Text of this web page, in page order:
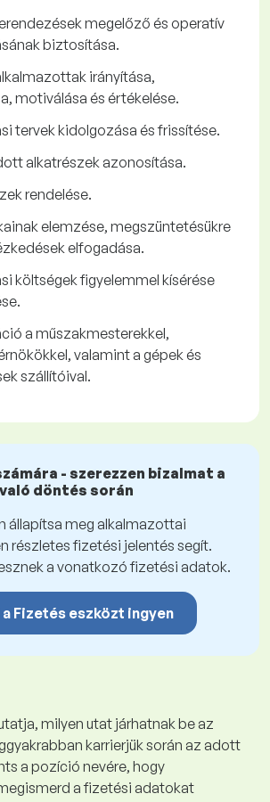
megelőző és operatív
biztosítása.
irányítása,
motiválása és értékelése.
tervek kidolgozása és frissítése.
alkatrészek azonosítása.
rendelése.
elemzése, megszüntetésükre
elfogadása.
költségek figyelemmel kísérése
a műszakmesterekkel,
valamint a gépek és
szállítóival.
- szerezzen bizalmat a
döntés során
állapítsa meg alkalmazottai
részletes fizetési jelentés segít.
a vonatkozó fizetési adatok.
Fizetés eszközt ingyen
milyen utat járhatnak be az
karrierjük során az adott
a pozíció nevére, hogy
a fizetési adatokat